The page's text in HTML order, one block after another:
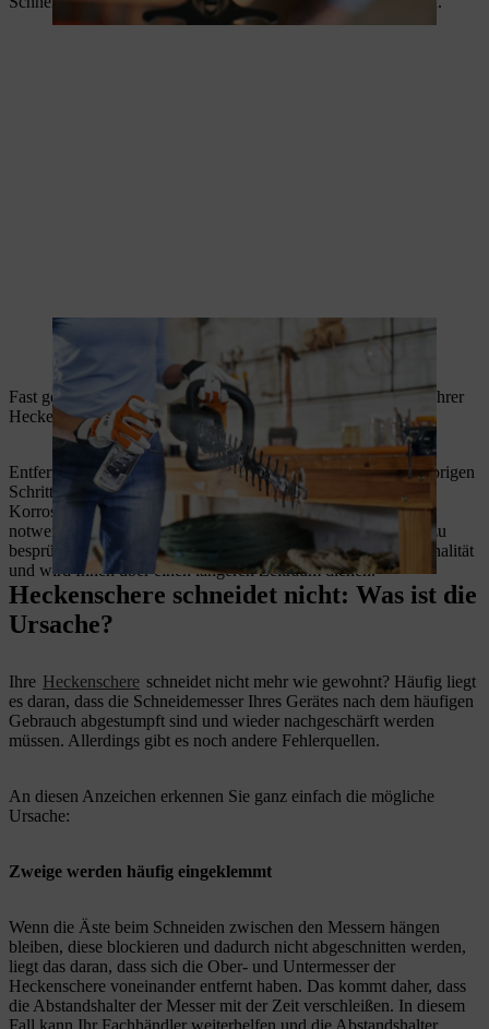
Fast geschafft! Jetzt benötigen die frisch geschärften Klingen Ihrer
Heckenschere nur noch etwas Pflege.
Entfernen Sie zuerst den Schleifstaub, der sich während der vorigen
Schritte angesammelt hat. Da der zuvor bestehende
Korrosionsschutz durch das Schleifen entfernt wurde, ist es
notwendig, die Schneidgarnitur mit einem
STIHL Harzlöser
zu
besprühen. So behält die Maschine Ihre einwandfreie Funktionalität
und wird Ihnen über einen längeren Zeitraum dienen.
Heckenschere schneidet nicht: Was ist die
Ursache?
Ihre Heckenschere schneidet nicht mehr wie gewohnt? Häufig liegt
es daran, dass die Schneidemesser Ihres Gerätes nach dem häufigen
Gebrauch abgestumpft sind und wieder nachgeschärft werden
müssen. Allerdings gibt es noch andere Fehlerquellen.
An diesen Anzeichen erkennen Sie ganz einfach die mögliche
Ursache:
Zweige werden häufig eingeklemmt
Wenn die Äste beim Schneiden zwischen den Messern hängen
bleiben, diese blockieren und dadurch nicht abgeschnitten werden,
liegt das daran, dass sich die Ober- und Untermesser der
Heckenschere voneinander entfernt haben. Das kommt daher, dass
die Abstandshalter der Messer mit der Zeit verschleißen. In diesem